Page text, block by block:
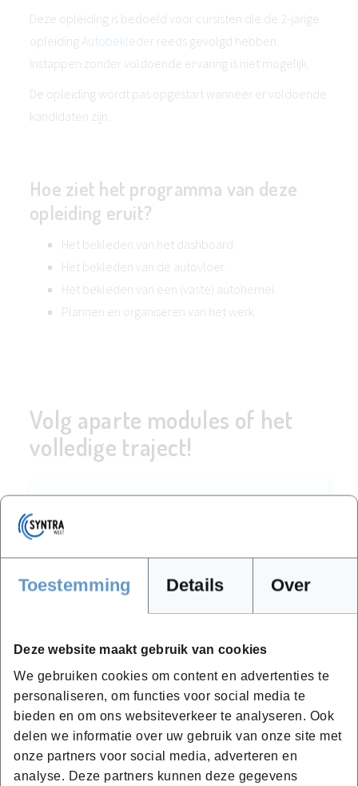
Toestemming Details Over
Deze website maakt gebruik van cookies
We gebruiken cookies om content en advertenties te
personaliseren, om functies voor social media te
bieden en om ons websiteverkeer te analyseren. Ook
delen we informatie over uw gebruik van onze site met
onze partners voor social media, adverteren en
analyse. Deze partners kunnen deze gegevens
Deze opleiding is bedoeld voor cursisten die de 2-jarige
opleiding Autobekleder reeds gevolgd hebben.
Instappen zonder voldoende ervaring is niet mogelijk.
De opleiding wordt pas opgestart wanneer er voldoende
kandidaten zijn.
Hoe ziet het programma van deze
opleiding eruit?
Het bekleden van het dashboard
Het bekleden van de autovloer
Het bekleden van een (vaste) autohemel
Plannen en organiseren van het werk
Volg aparte modules of het
volledige traject!
Autobekleder
Word jij een specialist op het gebied van
autobekleding?
865,15 incl. BTW (1ste jaar)
Vanaf 12-09-2026
Roeselare
2 jaar